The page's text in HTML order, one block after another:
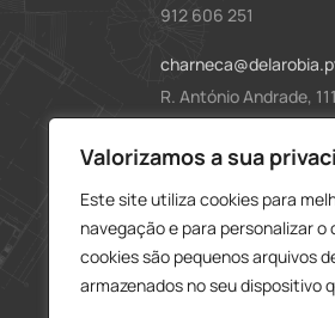
Valorizamos a sua
Este site utiliza cookies para
navegação e para personalizar o
cookies são pequenos arquivos
armazenados no seu dispositivo
912 606 251
R. António Andrade,
Loja – Tires
214 453 329
919 865 192
919 865 292